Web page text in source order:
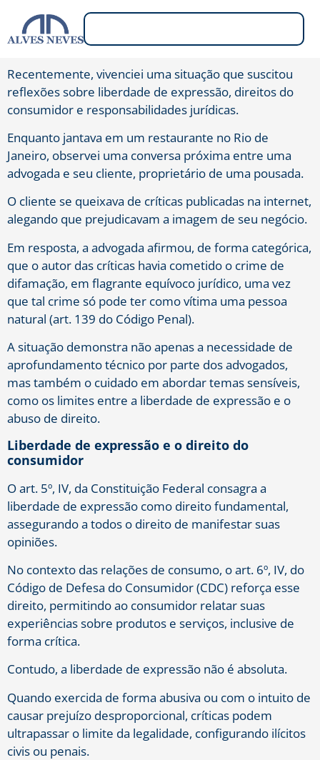
Recentemente, vivenciei uma situação que suscitou
reflexões sobre liberdade de expressão, direitos do
consumidor e responsabilidades jurídicas.
Enquanto jantava em um restaurante no Rio de
Janeiro, observei uma conversa próxima entre uma
advogada e seu cliente, proprietário de uma pousada.
O cliente se queixava de críticas publicadas na internet,
alegando que prejudicavam a imagem de seu negócio.
Em resposta, a advogada afirmou, de forma categórica,
que o autor das críticas havia cometido o crime de
difamação, em flagrante equívoco jurídico, uma vez
que tal crime só pode ter como vítima uma pessoa
natural (art. 139 do Código Penal).
A situação demonstra não apenas a necessidade de
aprofundamento técnico por parte dos advogados,
mas também o cuidado em abordar temas sensíveis,
como os limites entre a liberdade de expressão e o
abuso de direito.
Liberdade de expressão e o direito do
consumidor
O art. 5º, IV, da Constituição Federal consagra a
liberdade de expressão como direito fundamental,
assegurando a todos o direito de manifestar suas
opiniões.
No contexto das relações de consumo, o art. 6º, IV, do
Código de Defesa do Consumidor (CDC) reforça esse
direito, permitindo ao consumidor relatar suas
experiências sobre produtos e serviços, inclusive de
forma crítica.
Contudo, a liberdade de expressão não é absoluta.
Quando exercida de forma abusiva ou com o intuito de
causar prejuízo desproporcional, críticas podem
ultrapassar o limite da legalidade, configurando ilícitos
civis ou penais.